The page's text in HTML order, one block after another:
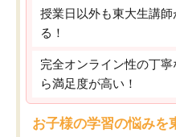
授業日以外も東大生講
る！
完全オンライン性の丁
ら満足度が高い！
お子様の学習の悩みを